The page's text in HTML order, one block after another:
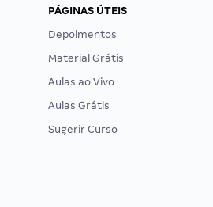
PÁGINAS ÚTEIS
Depoimentos
Material Grátis
Aulas ao Vivo
Aulas Grátis
Sugerir Curso